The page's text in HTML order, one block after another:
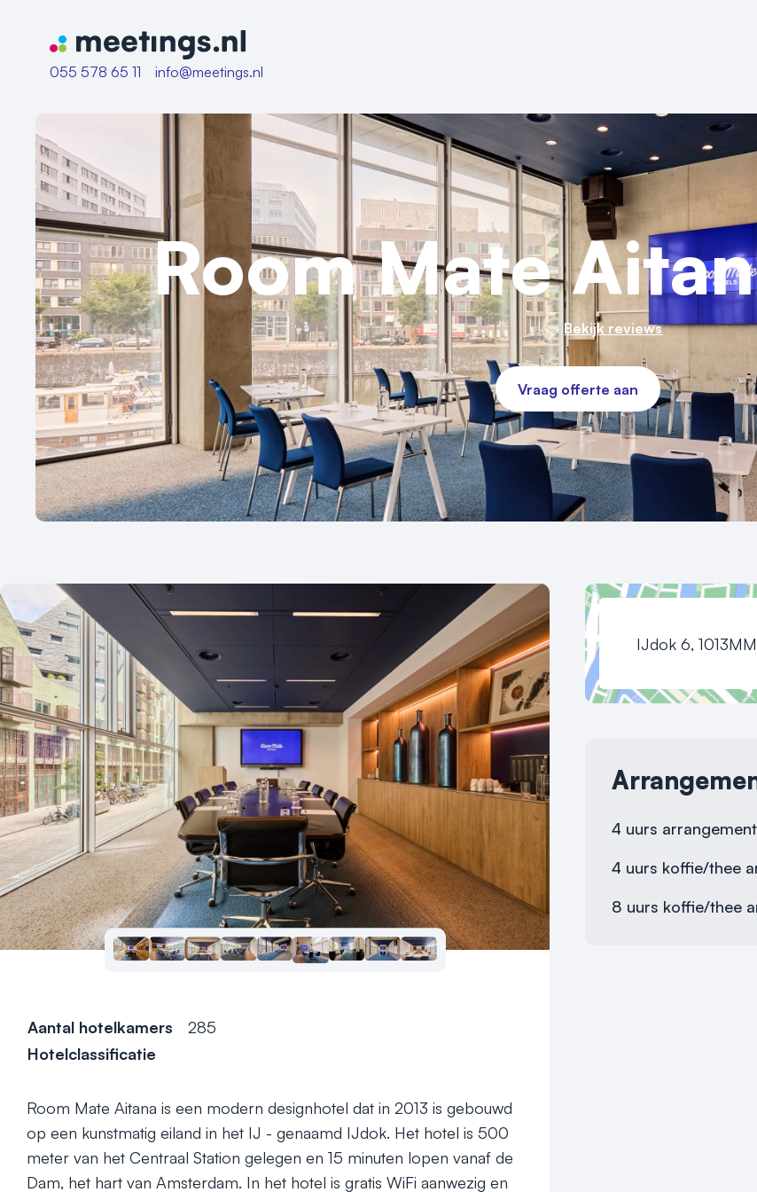
Naar home van Meetings
055 578 65 11
info@meetings.nl
Room Mate
Bekijk reviews
Vraag offerte aan
Aantal hotelkamers
285
Hotelclassificatie
Room Mate Aitana is een modern designhotel dat in 2013 is gebouwd
op een kunstmatig eiland in het IJ - genaamd IJdok. Het hotel is 500
meter van het Centraal Station gelegen en 15 minuten lopen vanaf de
Dam, het hart van Amsterdam. In het hotel is gratis WiFi aanwezig en
IJdok 6,
4 uurs
4 uurs koffie/thee
8 uurs koffie/thee